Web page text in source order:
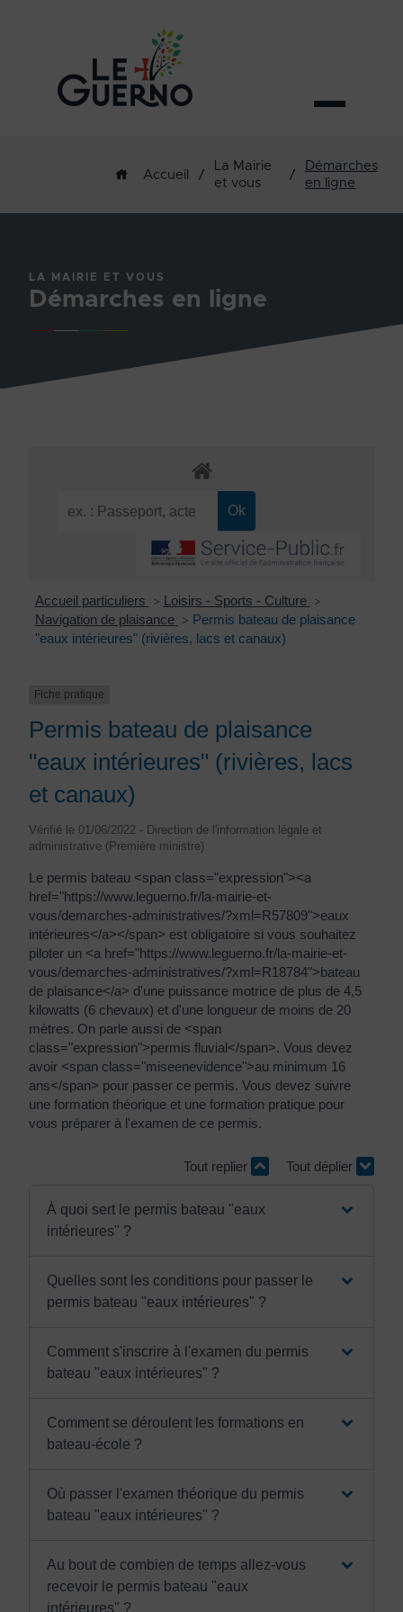
Accueil /
La Mairie
et vous
/
Démarches
en ligne
LA MAIRIE ET VOUS
Démarches en ligne
Accueil particuliers > Loisirs - Sports - Culture >
Navigation de plaisance > Permis bateau de plaisance
"eaux intérieures" (rivières, lacs et canaux)
Fiche pratique
Permis bateau de plaisance
"eaux intérieures" (rivières, lacs
et canaux)
Vérifié le 01/06/2022 - Direction de l'information légale et
administrative (Première ministre)
Le permis bateau <span class="expression"><a
href="https://www.leguerno.fr/la-mairie-et-
vous/demarches-administratives/?xml=R57809">eaux
intérieures</a></span> est obligatoire si vous souhaitez
piloter un <a href="https://www.leguerno.fr/la-mairie-et-
vous/demarches-administratives/?xml=R18784">bateau
de plaisance</a> d'une puissance motrice de plus de 4,5
kilowatts (6 chevaux) et d'une longueur de moins de 20
mètres. On parle aussi de <span
class="expression">permis fluvial</span>. Vous devez
avoir <span class="miseenevidence">au minimum 16
ans</span> pour passer ce permis. Vous devez suivre
une formation théorique et une formation pratique pour
vous préparer à l'examen de ce permis.
Tout replier Tout déplier
À quoi sert le permis bateau "eaux
intérieures" ?
Quelles sont les conditions pour passer le
permis bateau "eaux intérieures" ?
Comment s'inscrire à l'examen du permis
bateau "eaux intérieures" ?
Comment se déroulent les formations en
bateau-école ?
Où passer l'examen théorique du permis
bateau "eaux intérieures" ?
Au bout de combien de temps allez-vous
recevoir le permis bateau "eaux
intérieures" ?